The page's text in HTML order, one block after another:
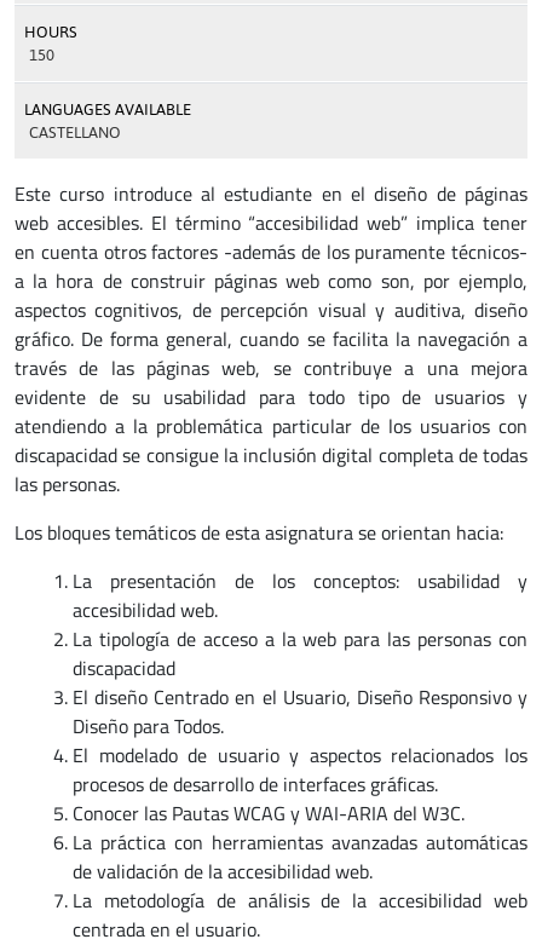
HOURS
150
LANGUAGES AVAILABLE
CASTELLANO
Este curso introduce al estudiante en el diseño de páginas
web accesibles. El término “accesibilidad web” implica tener
en cuenta otros factores -además de los puramente técnicos-
a la hora de construir páginas web como son, por ejemplo,
aspectos cognitivos, de percepción visual y auditiva, diseño
gráfico. De forma general, cuando se facilita la navegación a
través de las páginas web, se contribuye a una mejora
evidente de su usabilidad para todo tipo de usuarios y
atendiendo a la problemática particular de los usuarios con
discapacidad se consigue la inclusión digital completa de todas
las personas.
Los bloques temáticos de esta asignatura se orientan hacia:
La presentación de los conceptos: usabilidad y
accesibilidad web.
La tipología de acceso a la web para las personas con
discapacidad
El diseño Centrado en el Usuario, Diseño Responsivo y
Diseño para Todos.
El modelado de usuario y aspectos relacionados los
procesos de desarrollo de interfaces gráficas.
Conocer las Pautas WCAG y WAI-ARIA del W3C.
La práctica con herramientas avanzadas automáticas
de validación de la accesibilidad web.
La metodología de análisis de la accesibilidad web
centrada en el usuario.